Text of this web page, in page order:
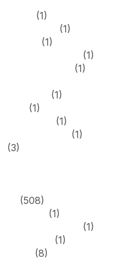
(1)
(1)
(1)
(1)
(1)
(1)
(1)
(1)
(1)
(3)
(508)
(1)
(1)
(1)
(8)